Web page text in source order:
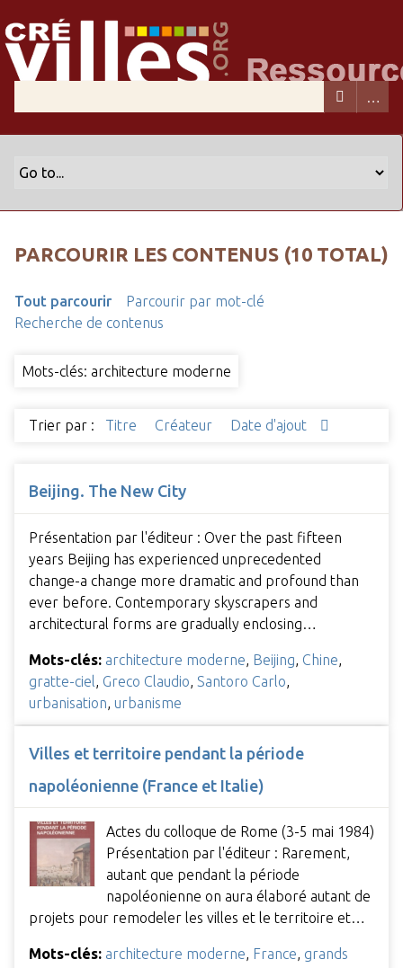
PARCOURIR LES CONTENUS (10 TOTAL)
Tout parcourir
Parcourir par mot-clé
Recherche de contenus
Mots-clés: architecture moderne
Trier par : Titre Créateur Date d'ajout
Beijing. The New City
Présentation par l'éditeur : Over the past fifteen
years Beijing has experienced unprecedented
change-a change more dramatic and profound than
ever before. Contemporary skyscrapers and
architectural forms are gradually enclosing…
Mots-clés: architecture moderne Beijing Chine
gratte-ciel
Greco Claudio Santoro Carlo
urbanisation urbanisme
Villes et territoire pendant la période
napoléonienne (France et Italie)
Actes du colloque de Rome (3-5 mai 1984)
Présentation par l'éditeur : Rarement,
autant que pendant la période
napoléonienne on aura élaboré autant de
projets pour remodeler les villes et le territoire et…
Mots-clés: architecture moderne, France, grands